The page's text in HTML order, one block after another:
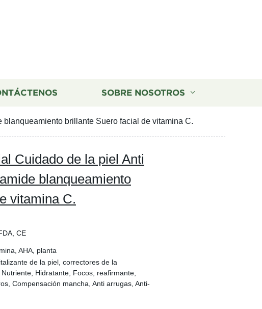
SOBRE NOSOTROS
brillante Suero facial de vitamina C.
Cuidado de la piel Anti
blanqueamiento
vitamina C.
CE
AHA, planta
de la piel, correctores de la
Hidratante, Focos, reafirmante,
Compensación mancha, Anti arrugas, Anti-